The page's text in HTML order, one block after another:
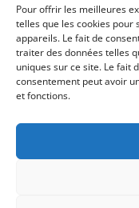
Pour offrir les meilleures
telles que les cookies
appareils. Le fait de
traiter des données telles
uniques sur ce site. Le fait
consentement peut avoir
et fonctions.
Afin de voir un
d’alimenter les
détection
minibad aura lieu
ASEBAD ©